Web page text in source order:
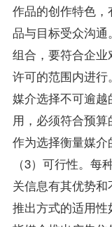
作品的创作特色
品与目标受众沟
组合，要符合企
许可的范围内进
媒介选择不可逾
用，必须符合预
作为选择衡量媒介
（3）可行性。
关信息有其优势
推出方式的适用